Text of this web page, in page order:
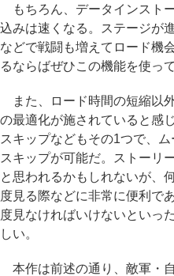
もちろん、データインスト
込みは速くなる。ステージが
などで戦闘も増えてロード機
るならばぜひこの機能を使っ
また、ロード時間の短縮以
の最適化が施されていると感
スキップなどもその1つで、
スキップが可能だ。ストーリ
と思われるかもしれないが、
度見る際などに非常に便利で
度見なければいけないといっ
しい。
本作は前述の通り、敵軍・